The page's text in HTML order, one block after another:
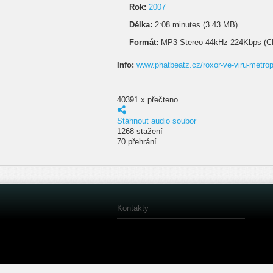
Rok: 2007
Délka: 2:08 minutes (3.43 MB)
Formát: MP3 Stereo 44kHz 224Kbps
Info: www.phatbeatz.cz/roxor-ve-viru-
40391 x přečteno
Stáhnout audio soubor
1268 stažení
70 přehrání
Kontakty